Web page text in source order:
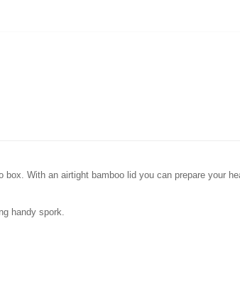
With an airtight bamboo lid you can prepare your
handy spork.